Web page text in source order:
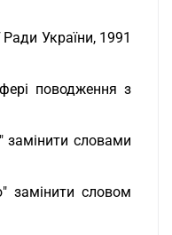
України, 1991
поводження з
замінити словами
замінити словом